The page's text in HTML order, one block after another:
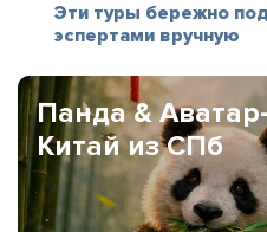
Эти туры бережно
эспертами вручную
Панда &
Китай из СПб